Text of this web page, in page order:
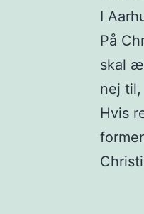
I
På
skal
nej
Hvis